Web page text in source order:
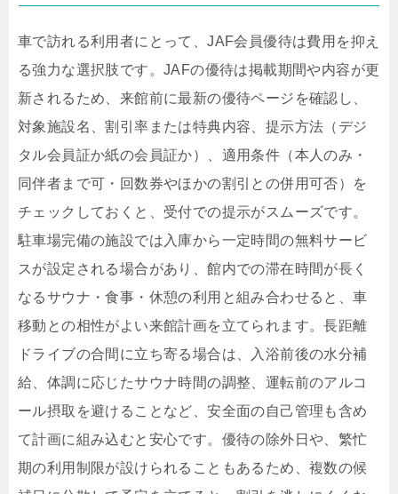
車で訪れる利用者にとって、JAF会員優待は費用を抑え
る強力な選択肢です。JAFの優待は掲載期間や内容が更
新されるため、来館前に最新の優待ページを確認し、
対象施設名、割引率または特典内容、提示方法（デジ
タル会員証か紙の会員証か）、適用条件（本人のみ・
同伴者まで可・回数券やほかの割引との併用可否）を
チェックしておくと、受付での提示がスムーズです。
駐車場完備の施設では入庫から一定時間の無料サービ
スが設定される場合があり、館内での滞在時間が長く
なるサウナ・食事・休憩の利用と組み合わせると、車
移動との相性がよい来館計画を立てられます。長距離
ドライブの合間に立ち寄る場合は、入浴前後の水分補
給、体調に応じたサウナ時間の調整、運転前のアルコ
ール摂取を避けることなど、安全面の自己管理も含め
て計画に組み込むと安心です。優待の除外日や、繁忙
期の利用制限が設けられることもあるため、複数の候